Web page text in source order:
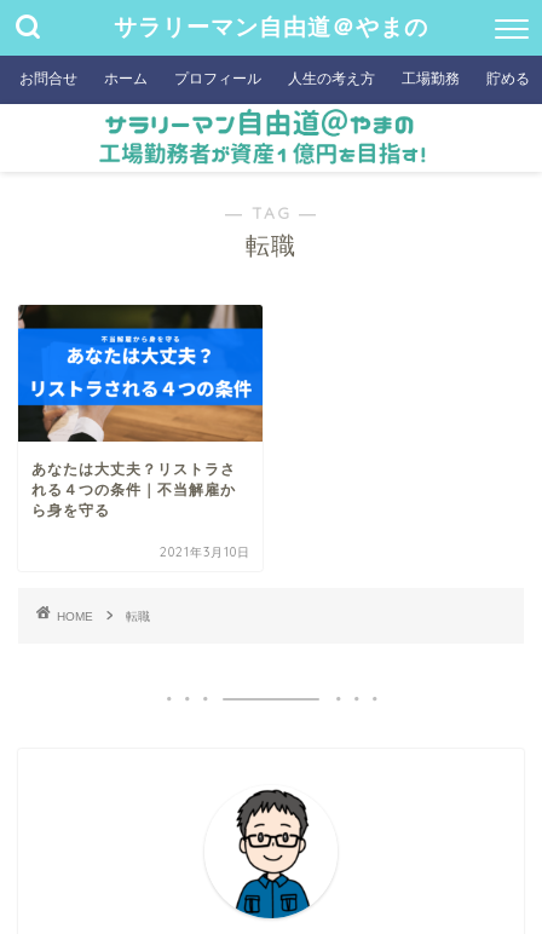
サラリーマン自由道＠やまの
お問合せ ホーム プロフィール 人生の考え方 工場勤務 貯める
― TAG ―
転職
あなたは大丈夫？リストラさ
れる４つの条件｜不当解雇か
ら身を守る
2021年3月10日
HOME 転職